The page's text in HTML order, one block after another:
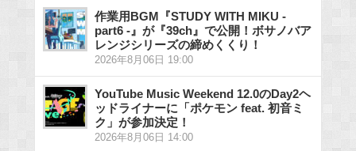
作業用BGM『STUDY WITH MIKU -
part6 -』が『39ch』で公開！ボサノバア
レンジシリーズの締めくくり！
2026年8月06日 19:00
YouTube Music Weekend 12.0のDay2ヘ
ッドライナーに「ポケモン feat. 初音ミ
ク」が参加決定！
2026年8月06日 14:00